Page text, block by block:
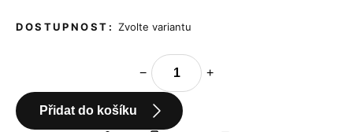
Zvolte variantu
+
−
Přidat do košíku